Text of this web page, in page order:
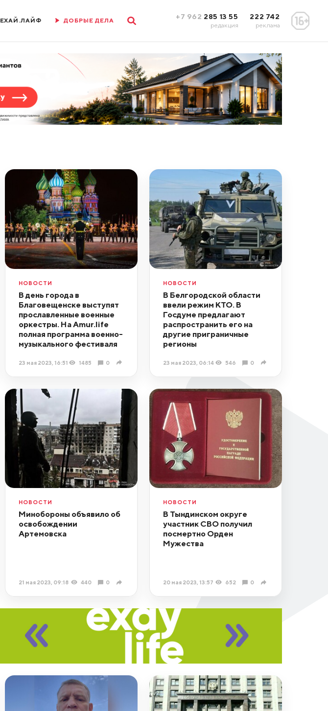
ЕХАЙ.ЛАЙФ ДОБРЫЕ ДЕЛА +7 962 285 13 55
редакция
222 742
реклама
НОВОСТИ
В день города в
Благовещенске выступят
прославленные военные
оркестры. На Amur.life
полная программа военно-
музыкального фестиваля
23 мая 2023, 16:51 1485 0
НОВОСТИ
В Белгородской области
ввели режим КТО. В
Госдуме предлагают
распространить его на
другие приграничные
регионы
23 мая 2023, 06:14 546 0
НОВОСТИ
Минобороны объявило об
освобождении
Артемовска
21 мая 2023, 09:18 440 0
НОВОСТИ
В Тындинском округе
участник СВО получил
посмертно Орден
Мужества
20 мая 2023, 13:57 652 0